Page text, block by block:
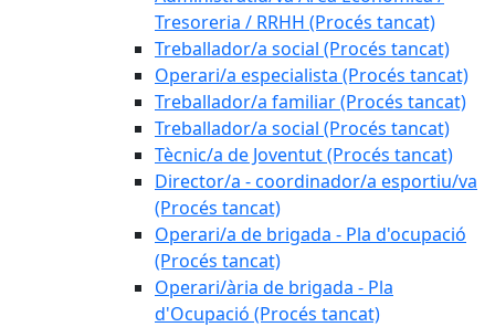
Tresoreria / RRHH (Procés tancat)
Treballador/a social (Procés tancat)
Operari/a especialista (Procés tancat)
Treballador/a familiar (Procés tancat)
Treballador/a social (Procés tancat)
Tècnic/a de Joventut (Procés tancat)
Director/a - coordinador/a esportiu/va
(Procés tancat)
Operari/a de brigada - Pla d'ocupació
(Procés tancat)
Operari/ària de brigada - Pla
d'Ocupació (Procés tancat)